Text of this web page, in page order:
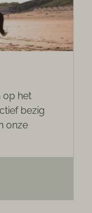
op het
bezig
onze